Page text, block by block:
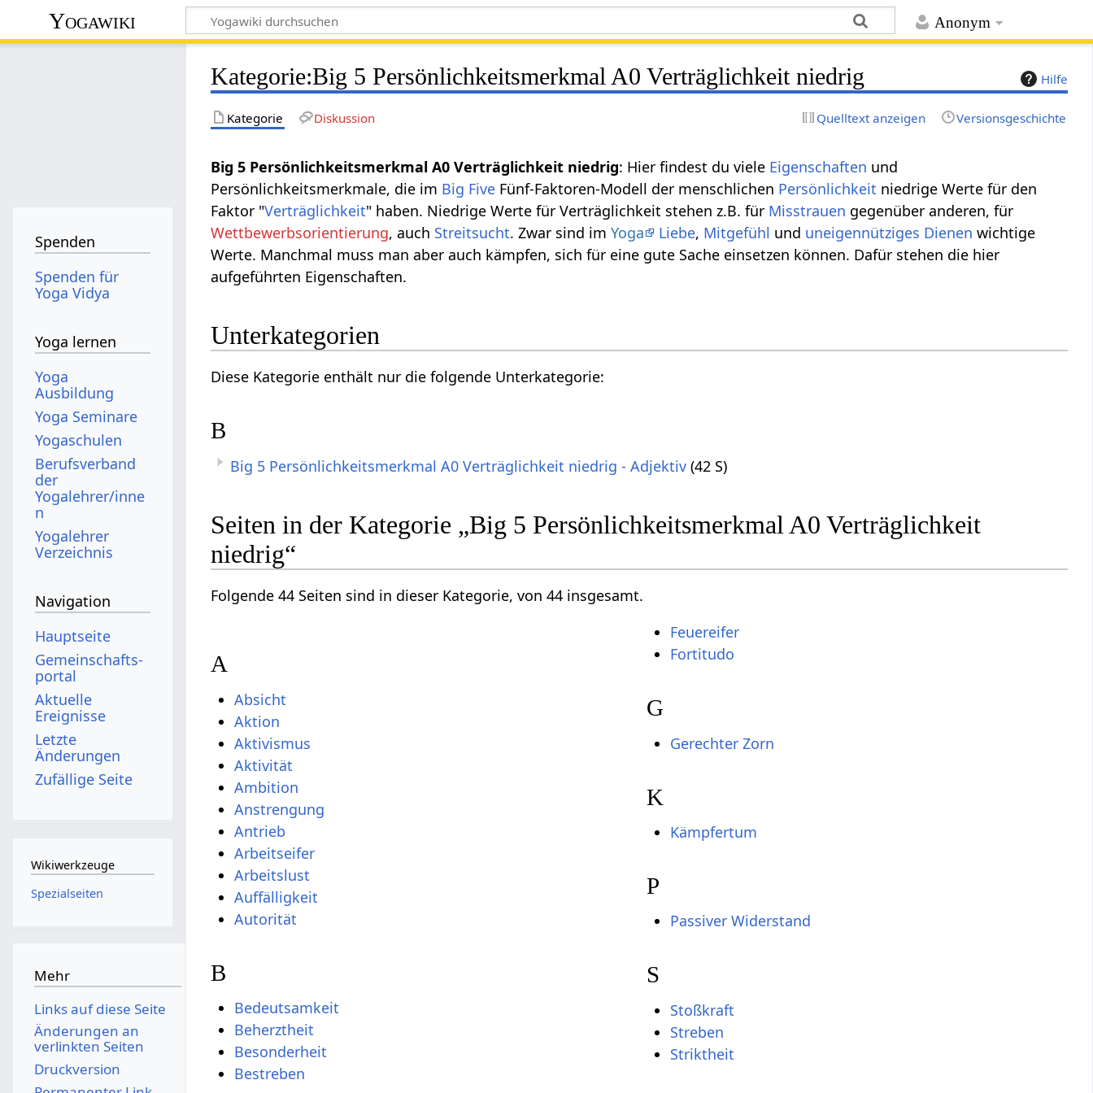
Anonym
Yogawiki
Hilfe
Kategorie:Big 5 Persönlichkeitsmerkmal A0 Verträglichkeit niedrig
Kategorie Diskussion Quelltext anzeigen Versionsgeschichte
Big 5 Persönlichkeitsmerkmal A0 Verträglichkeit niedrig: Hier findest du viele Eigenschaften und
Persönlichkeitsmerkmale, die im Big Five Fünf-Faktoren-Modell der menschlichen Persönlichkeit niedrige Werte für den
Faktor "Verträglichkeit" haben. Niedrige Werte für Verträglichkeit stehen z.B. für Misstrauen gegenüber anderen, für
Wettbewerbsorientierung, auch Streitsucht. Zwar sind imYoga Liebe, Mitgefühl und uneigennütziges Dienen wichtige
Werte. Manchmal muss man aber auch kämpfen, sich für eine gute Sache einsetzen können. Dafür stehen die hier
aufgeführten Eigenschaften.
Unterkategorien
Diese Kategorie enthält nur die folgende Unterkategorie:
B
Big 5 Persönlichkeitsmerkmal A0 Verträglichkeit niedrig - Adjektiv (42 S)
Seiten in der Kategorie „Big 5 Persönlichkeitsmerkmal A0 Verträglichkeit
niedrig“
Folgende 44 Seiten sind in dieser Kategorie, von 44 insgesamt.
A
Absicht
Aktion
Aktivismus
Aktivität
Ambition
Anstrengung
Antrieb
Arbeitseifer
Arbeitslust
Auffälligkeit
Autorität
B
Bedeutsamkeit
Beherztheit
Besonderheit
Bestreben
Feuereifer
Fortitudo
G
Gerechter Zorn
K
Kämpfertum
P
Passiver Widerstand
S
Stoßkraft
Streben
Striktheit
Spenden
Spenden für
Yoga Vidya
Yoga lernen
Yoga
Ausbildung
Yoga Seminare
Yogaschulen
Berufsverband
der
Yogalehrer/inne
n
Yogalehrer
Verzeichnis
Navigation
Hauptseite
Gemeinschafts­
portal
Aktuelle
Ereignisse
Letzte
Änderungen
Zufällige Seite
Wikiwerkzeuge
Spezialseiten
Mehr
Links auf diese Seite
Änderungen an
verlinkten Seiten
Druckversion